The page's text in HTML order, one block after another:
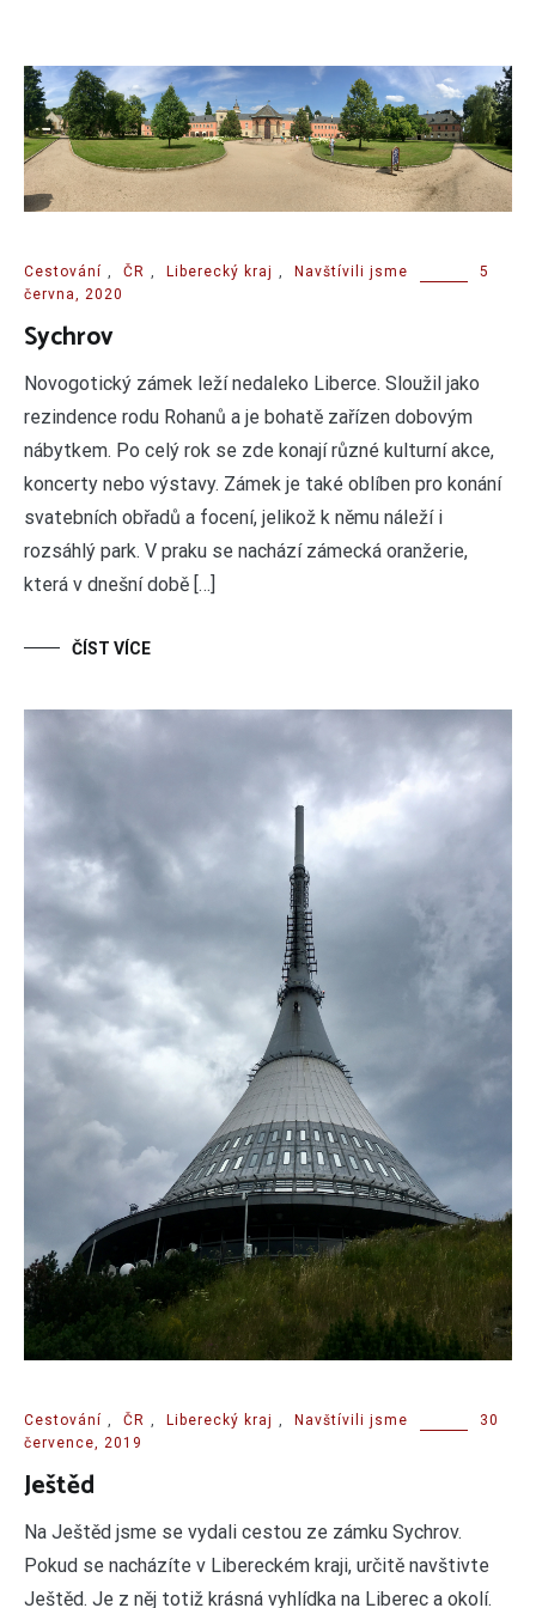
Cestování ČR Liberecký kraj Navštívili jsme
5
června, 2020
Sychrov
Novogotický zámek leží nedaleko Liberce. Sloužil jako
rezindence rodu Rohanů a je bohatě zařízen dobovým
nábytkem. Po celý rok se zde konají různé kulturní akce,
koncerty nebo výstavy. Zámek je také oblíben pro konání
svatebních obřadů a focení, jelikož k němu náleží i
rozsáhlý park. V praku se nachází zámecká oranžerie,
která v dnešní době […]
ČÍST VÍCE
Cestování ČR Liberecký kraj Navštívili jsme
30
července, 2019
Ještěd
Na Ještěd jsme se vydali cestou ze zámku Sychrov.
Pokud se nacházíte v Libereckém kraji, určitě navštivte
Ještěd. Je z něj totiž krásná vyhlídka na Liberec a okolí.